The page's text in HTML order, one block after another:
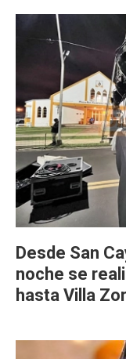
Desde San
noche se
hasta Villa